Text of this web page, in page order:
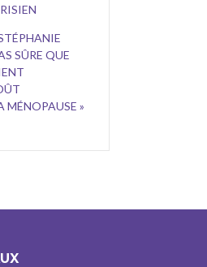
SÛRE QUE
MÉNOPAUSE »